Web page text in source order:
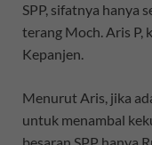
SPP, sifatnya hanya
terang Moch. Aris P,
Kepanjen.
Menurut Aris, jika
untuk menambal